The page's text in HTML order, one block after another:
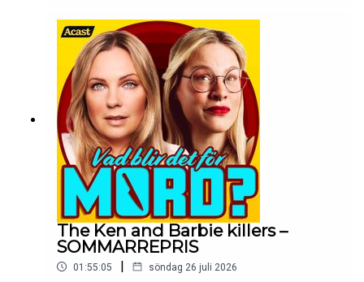
The Ken and Barbie killers –
SOMMARREPRIS
01:55:05 | söndag 26 juli 2026